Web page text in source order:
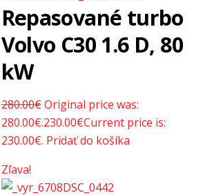
Repasované turbo
Volvo C30 1.6 D, 80
kW
280.00€ Original price was:
280.00€.230.00€Current price is:
230.00€. Pridať do košíka
Zľava!